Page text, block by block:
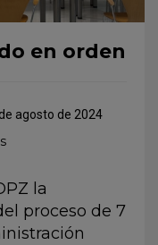
en orden
agosto de 2024
la
proceso de 7